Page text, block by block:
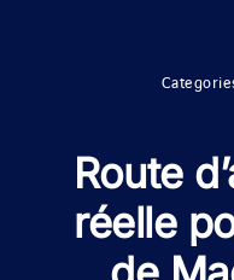
SOLUTIONS
Route
réelle